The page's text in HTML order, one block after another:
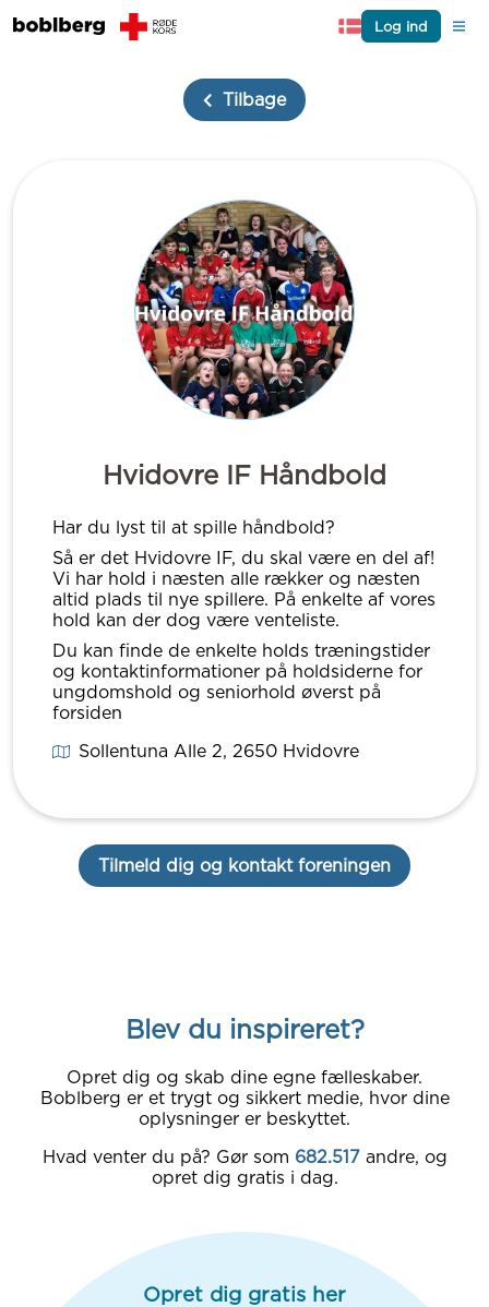
Log ind
Tilbage
Hvidovre IF Håndbold
Har du lyst til at spille håndbold?
Så er det Hvidovre IF, du skal være en del af!
Vi har hold i næsten alle rækker og næsten
altid plads til nye spillere. På enkelte af vores
hold kan der dog være venteliste.
Du kan finde de enkelte holds træningstider
og kontaktinformationer på holdsiderne for
ungdomshold og seniorhold øverst på
forsiden
Sollentuna Alle 2, 2650Hvidovre
Tilmeld dig og kontakt foreningen
Blev du inspireret?
Opret dig og skab dine egne fælleskaber.
Boblberg er et trygt og sikkert medie, hvor dine
oplysninger er beskyttet.
Hvad venter du på? Gør som 682.517 andre, og
opret dig gratis i dag.
Opret dig gratis her